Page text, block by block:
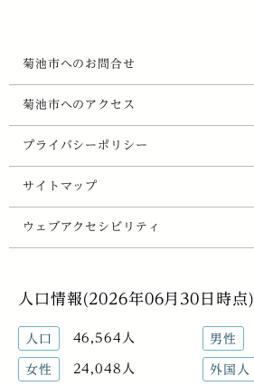
菊池市へのお問合せ
菊池市へのアクセス
プライバシーポリシー
サイトマップ
ウェブアクセシビリティ
人口情報(2026年06月30日時点)
人口 46,564人 男性
女性 24,048人 外国人